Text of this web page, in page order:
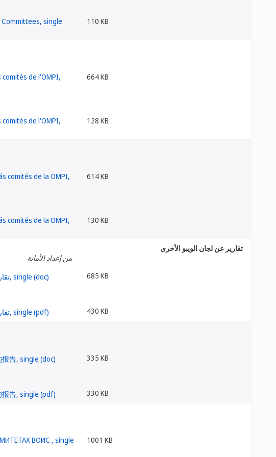
110 KB
664 KB
128 KB
614 KB
130 KB
تقارير عن لجان الويبو الأخرى
من إعداد الأمانة
685 KB
430 KB
335 KB
330 KB
1001 KB